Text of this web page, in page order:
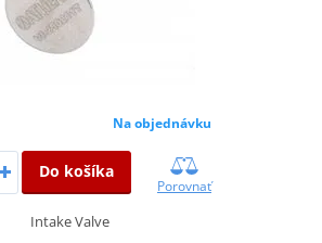
Na objednávku
Do košíka
Porovnať
Intake Valve